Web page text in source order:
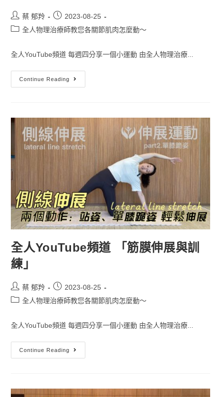
蔡 郁羚
2023-08-25
全人物理治療師教您各關節肌肉怎麼動～
全人YouTube頻道 每週四分享一個小運動 由全人物理治療...
Continue Reading
全人YouTube頻道 「筋膜伸展與訓
練」
蔡 郁羚
2023-08-25
全人物理治療師教您各關節肌肉怎麼動～
全人YouTube頻道 每週四分享一個小運動 由全人物理治療...
Continue Reading